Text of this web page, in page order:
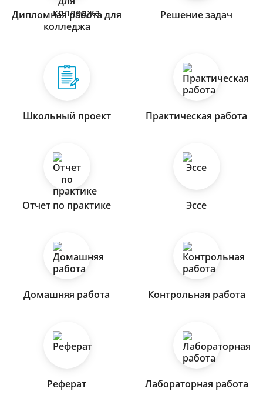
Дипломная работа для
колледжа
Решение задач
Школьный проект Практическая работа
Отчет по практике Эссе
Домашняя работа Контрольная работа
Реферат Лабораторная работа